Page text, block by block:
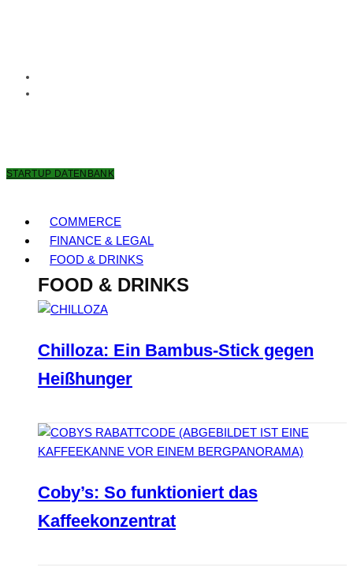
STARTUP DATENBANK
COMMERCE
FINANCE & LEGAL
FOOD & DRINKS
FOOD & DRINKS
Chilloza: Ein Bambus-Stick gegen
Heißhunger
Coby’s: So funktioniert das
Kaffeekonzentrat